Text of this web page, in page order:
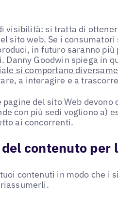
visibilità: si tratta di
sito web. Se i
in futuro saranno
Danny Goodwin spiega in
si comportano
a interagire e a
pagine del sito Web
con più sedi vogliono a)
ai concorrenti.
contenuto
contenuti in modo che